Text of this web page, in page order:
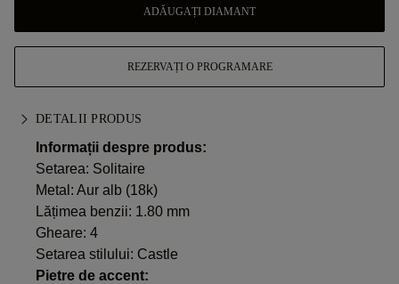
ADĂUGAȚI DIAMANT
REZERVAȚI O PROGRAMARE
DETALII PRODUS
Informații despre produs:
Setarea: Solitaire
Metal: Aur alb (18k)
Lățimea benzii: 1.80 mm
Gheare: 4
Setarea stilului: Castle
Pietre de accent: